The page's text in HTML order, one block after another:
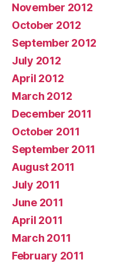
November 2012
October 2012
September 2012
July 2012
April 2012
March 2012
December 2011
October 2011
September 2011
August 2011
July 2011
June 2011
April 2011
March 2011
February 2011